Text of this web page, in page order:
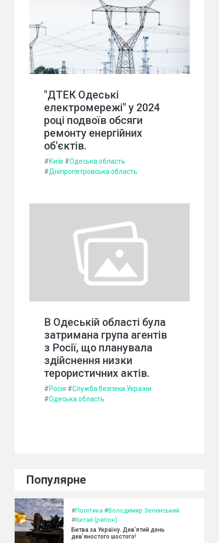
"ДТЕК Одеські
електромережі" у 2024
році подвоїв обсяги
ремонту енергійних
об'єктів.
#Київ #Одеська область
#Дніпропетровська область
В Одеській області була
затримана група агентів
з Росії, що планувала
здійснення низки
терористичних актів.
#Росія #Служба безпеки України
#Одеська область
Популярне
#Політика #Володимир Зеленський
#Китай (регіон)
Битва за Україну. Дев’ятий день
дев’яностого шостого!